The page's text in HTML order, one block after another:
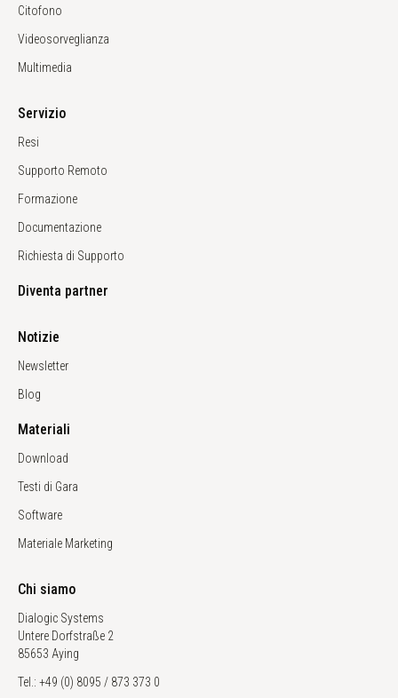
Citofono
Videosorveglianza
Multimedia
Servizio
Resi
Supporto Remoto
Formazione
Documentazione
Richiesta di Supporto
Diventa partner
Notizie
Newsletter
Blog
Materiali
Download
Testi di Gara
Software
Materiale Marketing
Chi siamo
Dialogic Systems
Untere Dorfstraße 2
85653 Aying
Tel.: +49 (0) 8095 / 873 373 0